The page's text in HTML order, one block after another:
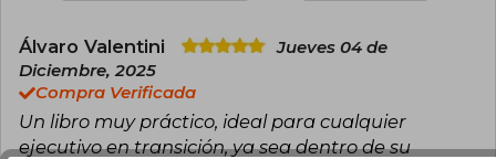
Álvaro Valentini
Jueves 04 de
Diciembre, 2025
Compra Verificada
Un libro muy práctico, ideal para cualquier
ejecutivo en transición, ya sea dentro de su